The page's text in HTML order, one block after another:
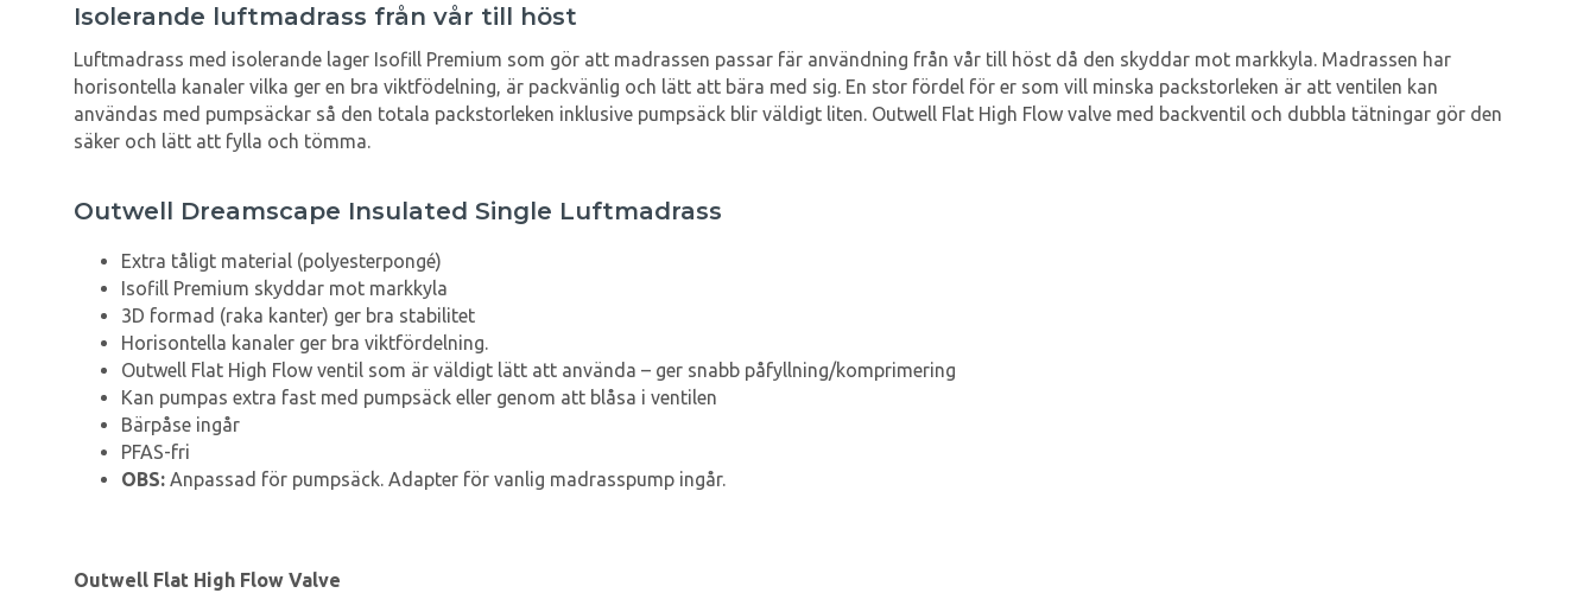
Isolerande luftmadrass från vår till höst
Luftmadrass med isolerande lager Isofill Premium som gör att madrassen passar fär användning från vår till höst då den skyddar mot markkyla. Madrassen har
horisontella kanaler vilka ger en bra viktfödelning, är packvänlig och lätt att bära med sig. En stor fördel för er som vill minska packstorleken är att ventilen kan
användas med pumpsäckar så den totala packstorleken inklusive pumpsäck blir väldigt liten. Outwell Flat High Flow valve med backventil och dubbla tätningar gör den
säker och lätt att fylla och tömma.
Outwell Dreamscape Insulated Single Luftmadrass
Extra tåligt material (polyesterpongé)
Isofill Premium skyddar mot markkyla
3D formad (raka kanter) ger bra stabilitet
Horisontella kanaler ger bra viktfördelning.
Outwell Flat High Flow ventil som är väldigt lätt att använda – ger snabb påfyllning/komprimering
Kan pumpas extra fast med pumpsäck eller genom att blåsa i ventilen
Bärpåse ingår
PFAS-fri
OBS: Anpassad för pumpsäck. Adapter för vanlig madrasspump ingår.
Outwell Flat High Flow Valve